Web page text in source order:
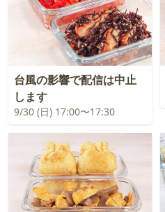
台風の影響で配信は中止
します
9/30 (日) 17:00〜17:30